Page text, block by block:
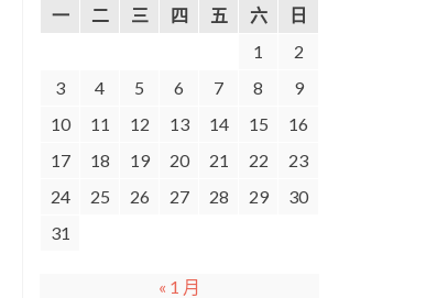
一 二 三 四 五 六
日
1
2
3
4 5 6 7 8
9
10
11 12 13 14 15
16
17
18 19 20 21 22
23
24
25 26 27 28 29
30
31
« 1 月